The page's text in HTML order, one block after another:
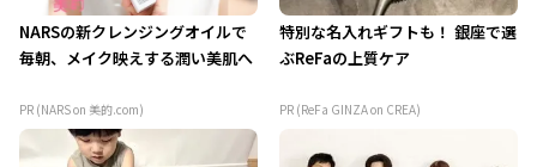
NARSの新クレンジングオイルで
毎朝、メイク映えする潤い美肌へ
PR (NARS on 美的.com)
特別な名入れギフトも！ 銀座で選
ぶReFaの上質ケア
PR (ReFa GINZA on CREA)